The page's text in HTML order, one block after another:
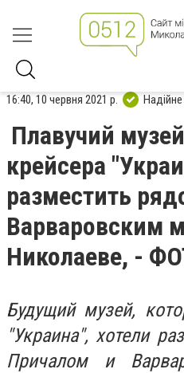
16:40, 10 червня 2021 р.
Плавучий
крейсера
разместить
Варваровским
Николаеве, -
Будущий музей,
"Украина", хотели
Причалом и